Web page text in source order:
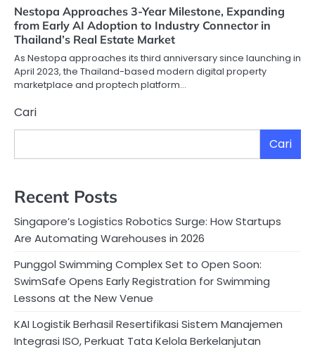
Nestopa Approaches 3-Year Milestone, Expanding
from Early AI Adoption to Industry Connector in
Thailand’s Real Estate Market
As Nestopa approaches its third anniversary since launching in
April 2023, the Thailand-based modern digital property
marketplace and proptech platform…
Cari
Cari
Recent Posts
Singapore’s Logistics Robotics Surge: How Startups
Are Automating Warehouses in 2026
Punggol Swimming Complex Set to Open Soon:
SwimSafe Opens Early Registration for Swimming
Lessons at the New Venue
KAI Logistik Berhasil Resertifikasi Sistem Manajemen
Integrasi ISO, Perkuat Tata Kelola Berkelanjutan